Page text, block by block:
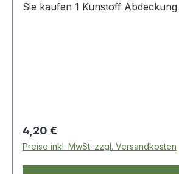
Sie kaufen 1 Kunstoff Abdeckung
Regulärer Preis:
4,20 €
Preise inkl. MwSt. zzgl. Versandkosten